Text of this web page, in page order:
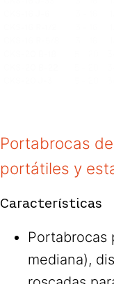
Portabrocas
portátiles y
Características
Portabrocas
mediana),